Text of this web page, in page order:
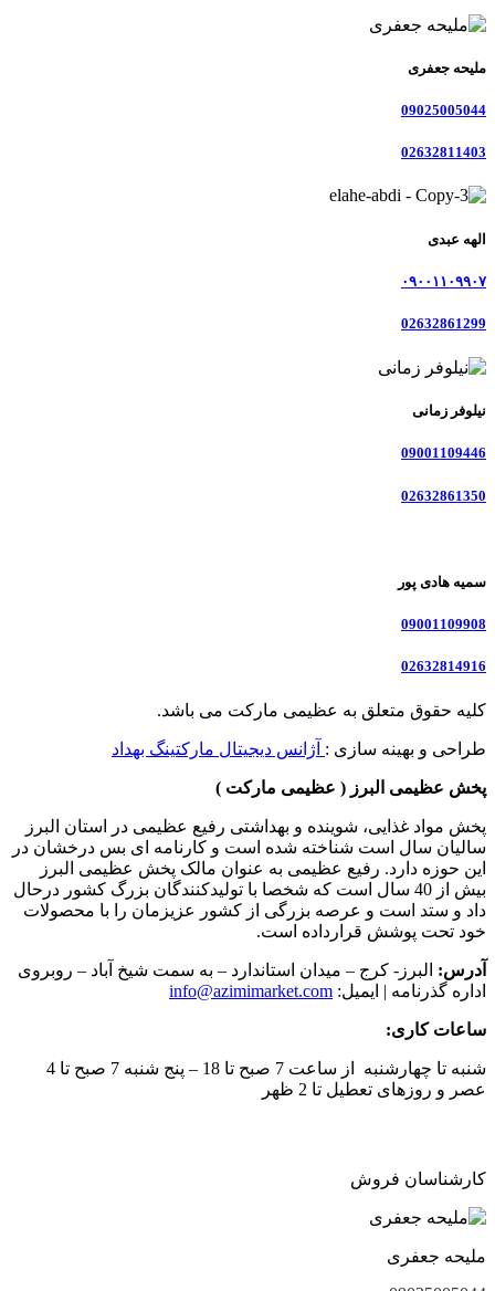
ملیحه جعفری
09025005044
02632811403
الهه عبدی
۰۹۰۰۱۱۰۹۹۰۷
02632861299
نیلوفر زمانی
09001109446
02632861350
سمیه هادی پور
09001109908
02632814916
کلیه حقوق متعلق به عظیمی مارکت می باشد.
طراحی و بهینه سازی : آژانس دیجیتال مارکتینگ بهداد
پخش عظیمی البرز ( عظیمی مارکت )
پخش مواد غذایی، شوینده و بهداشتی رفیع عظیمی در استان البرز
سالیان سال است شناخته شده است و کارنامه ای بس درخشان در
این حوزه دارد. رفیع عظیمی به عنوان مالک پخش عظیمی البرز
بیش از 40 سال است که شخصا با تولیدکنندگان بزرگ کشور درحال
داد و ستد است و عرصه بزرگی از کشور عزیزمان را با محصولات
خود تحت پوشش قرارداده است.
آدرس: البرز- کرج – میدان استاندارد – به سمت شیخ آباد – روبروی
اداره گذرنامه | ایمیل: info@azimimarket.com
ساعات کاری:
شنبه تا چهارشنبه از ساعت 7 صبح تا 18 – پنج شنبه 7 صبح تا 4
عصر و روزهای تعطیل تا 2 ظهر
کارشناسان فروش
ملیحه جعفری